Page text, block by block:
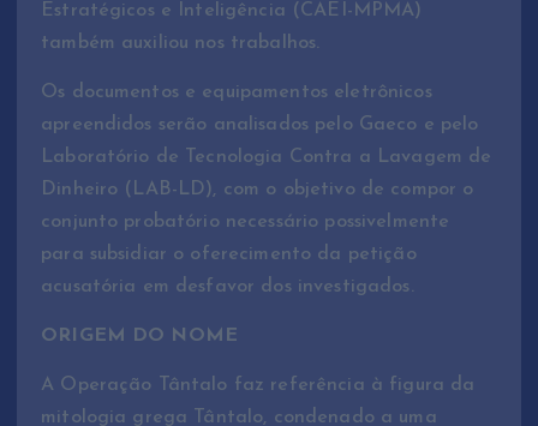
Estratégicos e Inteligência (CAEI-MPMA)
também auxiliou nos trabalhos.
Os documentos e equipamentos eletrônicos
apreendidos serão analisados pelo Gaeco e pelo
Laboratório de Tecnologia Contra a Lavagem de
Dinheiro (LAB-LD), com o objetivo de compor o
conjunto probatório necessário possivelmente
para subsidiar o oferecimento da petição
acusatória em desfavor dos investigados.
ORIGEM DO NOME
A Operação Tântalo faz referência à figura da
mitologia grega Tântalo, condenado a uma